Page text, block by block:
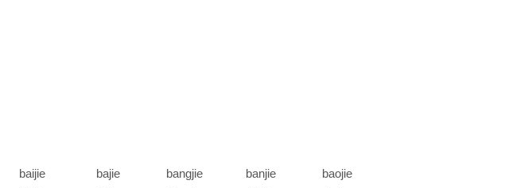
baijie bajie bangjie banjie
baojie